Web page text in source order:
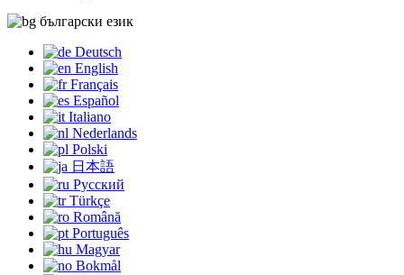
български език
Deutsch
English
Français
Español
Italiano
Nederlands
Polski
日本語
Русский
Türkçe
Română
Português
Magyar
Bokmål